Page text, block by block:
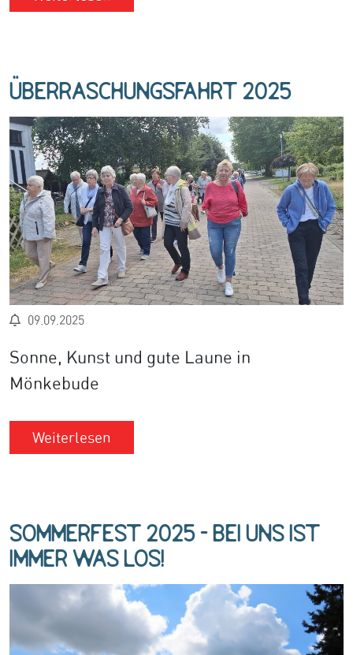
Überraschungsfahrt 2025
09.09.2025
Sonne, Kunst und gute Laune in
Mönkebude
Weiterlesen
Sommerfest 2025 - bei uns ist
immer was los!